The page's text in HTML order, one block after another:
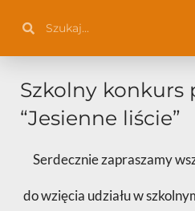
treści
Szkolny konkurs
“Jesienne liście”
Serdecznie zapraszamy
do wzięcia udziału w